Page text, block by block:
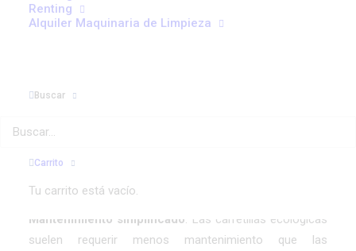
Renting
Alquiler Maquinaria de Limpieza
Buscar
Carrito
Tu carrito está vacío.
una serie de beneficios:
CO2.
significa costos operativos más bajos para nuestros
clientes.
espacios cerrados.
Mantenimiento simplificado: Las carretillas ecológicas
suelen requerir menos mantenimiento que las